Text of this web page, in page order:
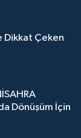
Dikkat Çeken
Dönüşüm İçin